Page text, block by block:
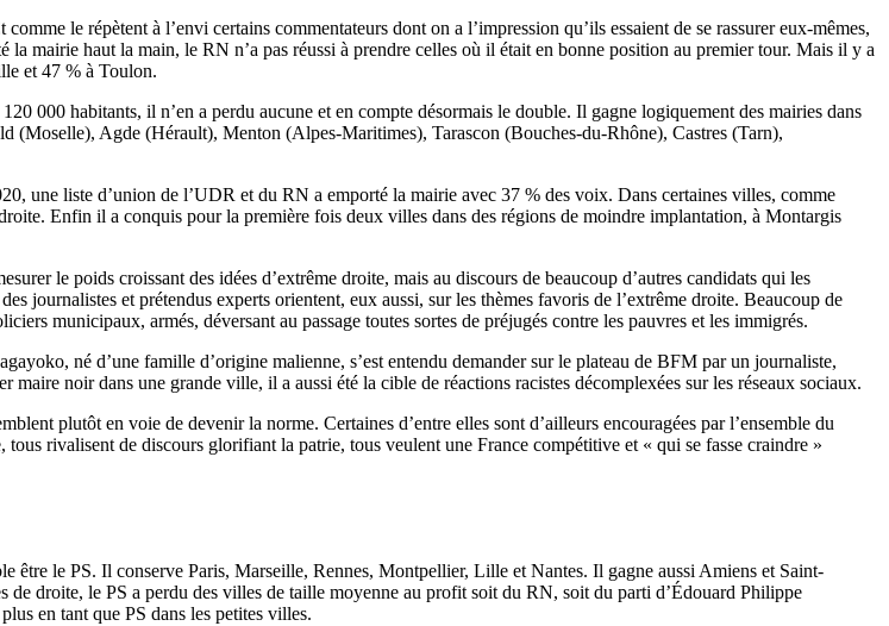
le répètent à l’envi certains commentateurs dont on a l’impression qu’ils essaient de se rassurer eux-mêmes,
mairie haut la main, le RN n’a pas réussi à prendre celles où il était en bonne position au premier tour. Mais il y a
et 47 % à Toulon.
000 habitants, il n’en a perdu aucune et en compte désormais le double. Il gagne logiquement des mairies dans
(Moselle), Agde (Hérault), Menton (Alpes-Maritimes), Tarascon (Bouches-du-Rhône), Castres (Tarn),
une liste d’union de l’UDR et du RN a emporté la mairie avec 37 % des voix. Dans certaines villes, comme
Enfin il a conquis pour la première fois deux villes dans des régions de moindre implantation, à Montargis
le poids croissant des idées d’extrême droite, mais au discours de beaucoup d’autres candidats qui les
journalistes et prétendus experts orientent, eux aussi, sur les thèmes favoris de l’extrême droite. Beaucoup de
municipaux, armés, déversant au passage toutes sortes de préjugés contre les pauvres et les immigrés.
né d’une famille d’origine malienne, s’est entendu demander sur le plateau de BFM par un journaliste,
noir dans une grande ville, il a aussi été la cible de réactions racistes décomplexées sur les réseaux sociaux.
plutôt en voie de devenir la norme. Certaines d’entre elles sont d’ailleurs encouragées par l’ensemble du
rivalisent de discours glorifiant la patrie, tous veulent une France compétitive et « qui se fasse craindre »
être le PS. Il conserve Paris, Marseille, Rennes, Montpellier, Lille et Nantes. Il gagne aussi Amiens et Saint-
droite, le PS a perdu des villes de taille moyenne au profit soit du RN, soit du parti d’Édouard Philippe
en tant que PS dans les petites villes.